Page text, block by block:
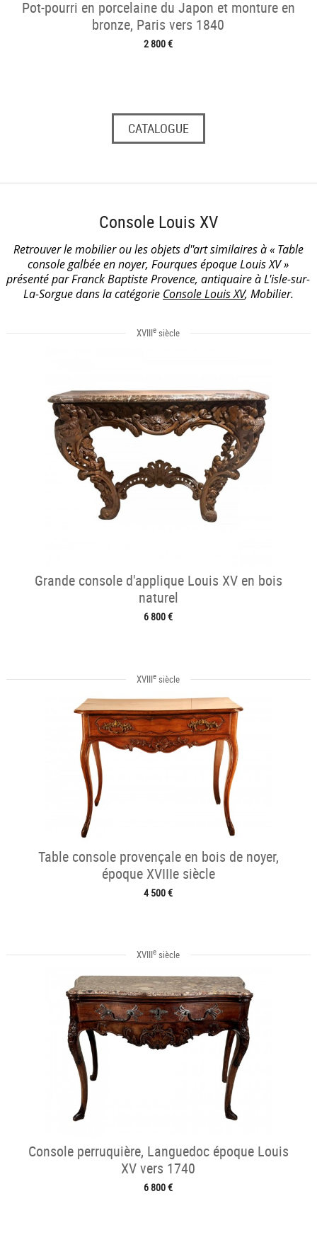
Pot-pourri en porcelaine du Japon et monture en
bronze, Paris vers 1840
2 800 €
CATALOGUE
Console Louis XV
Retrouver le mobilier ou les objets d''art similaires à « Table
console galbée en noyer, Fourques époque Louis XV »
présenté par Franck Baptiste Provence, antiquaire à L'isle-sur-
La-Sorgue dans la catégorie Console Louis XV, Mobilier.
XVIIIe siècle
Grande console d'applique Louis XV en bois
naturel
6 800 €
XVIIIe siècle
Table console provençale en bois de noyer,
époque XVIIIe siècle
4 500 €
XVIIIe siècle
Console perruquière, Languedoc époque Louis
XV vers 1740
6 800 €